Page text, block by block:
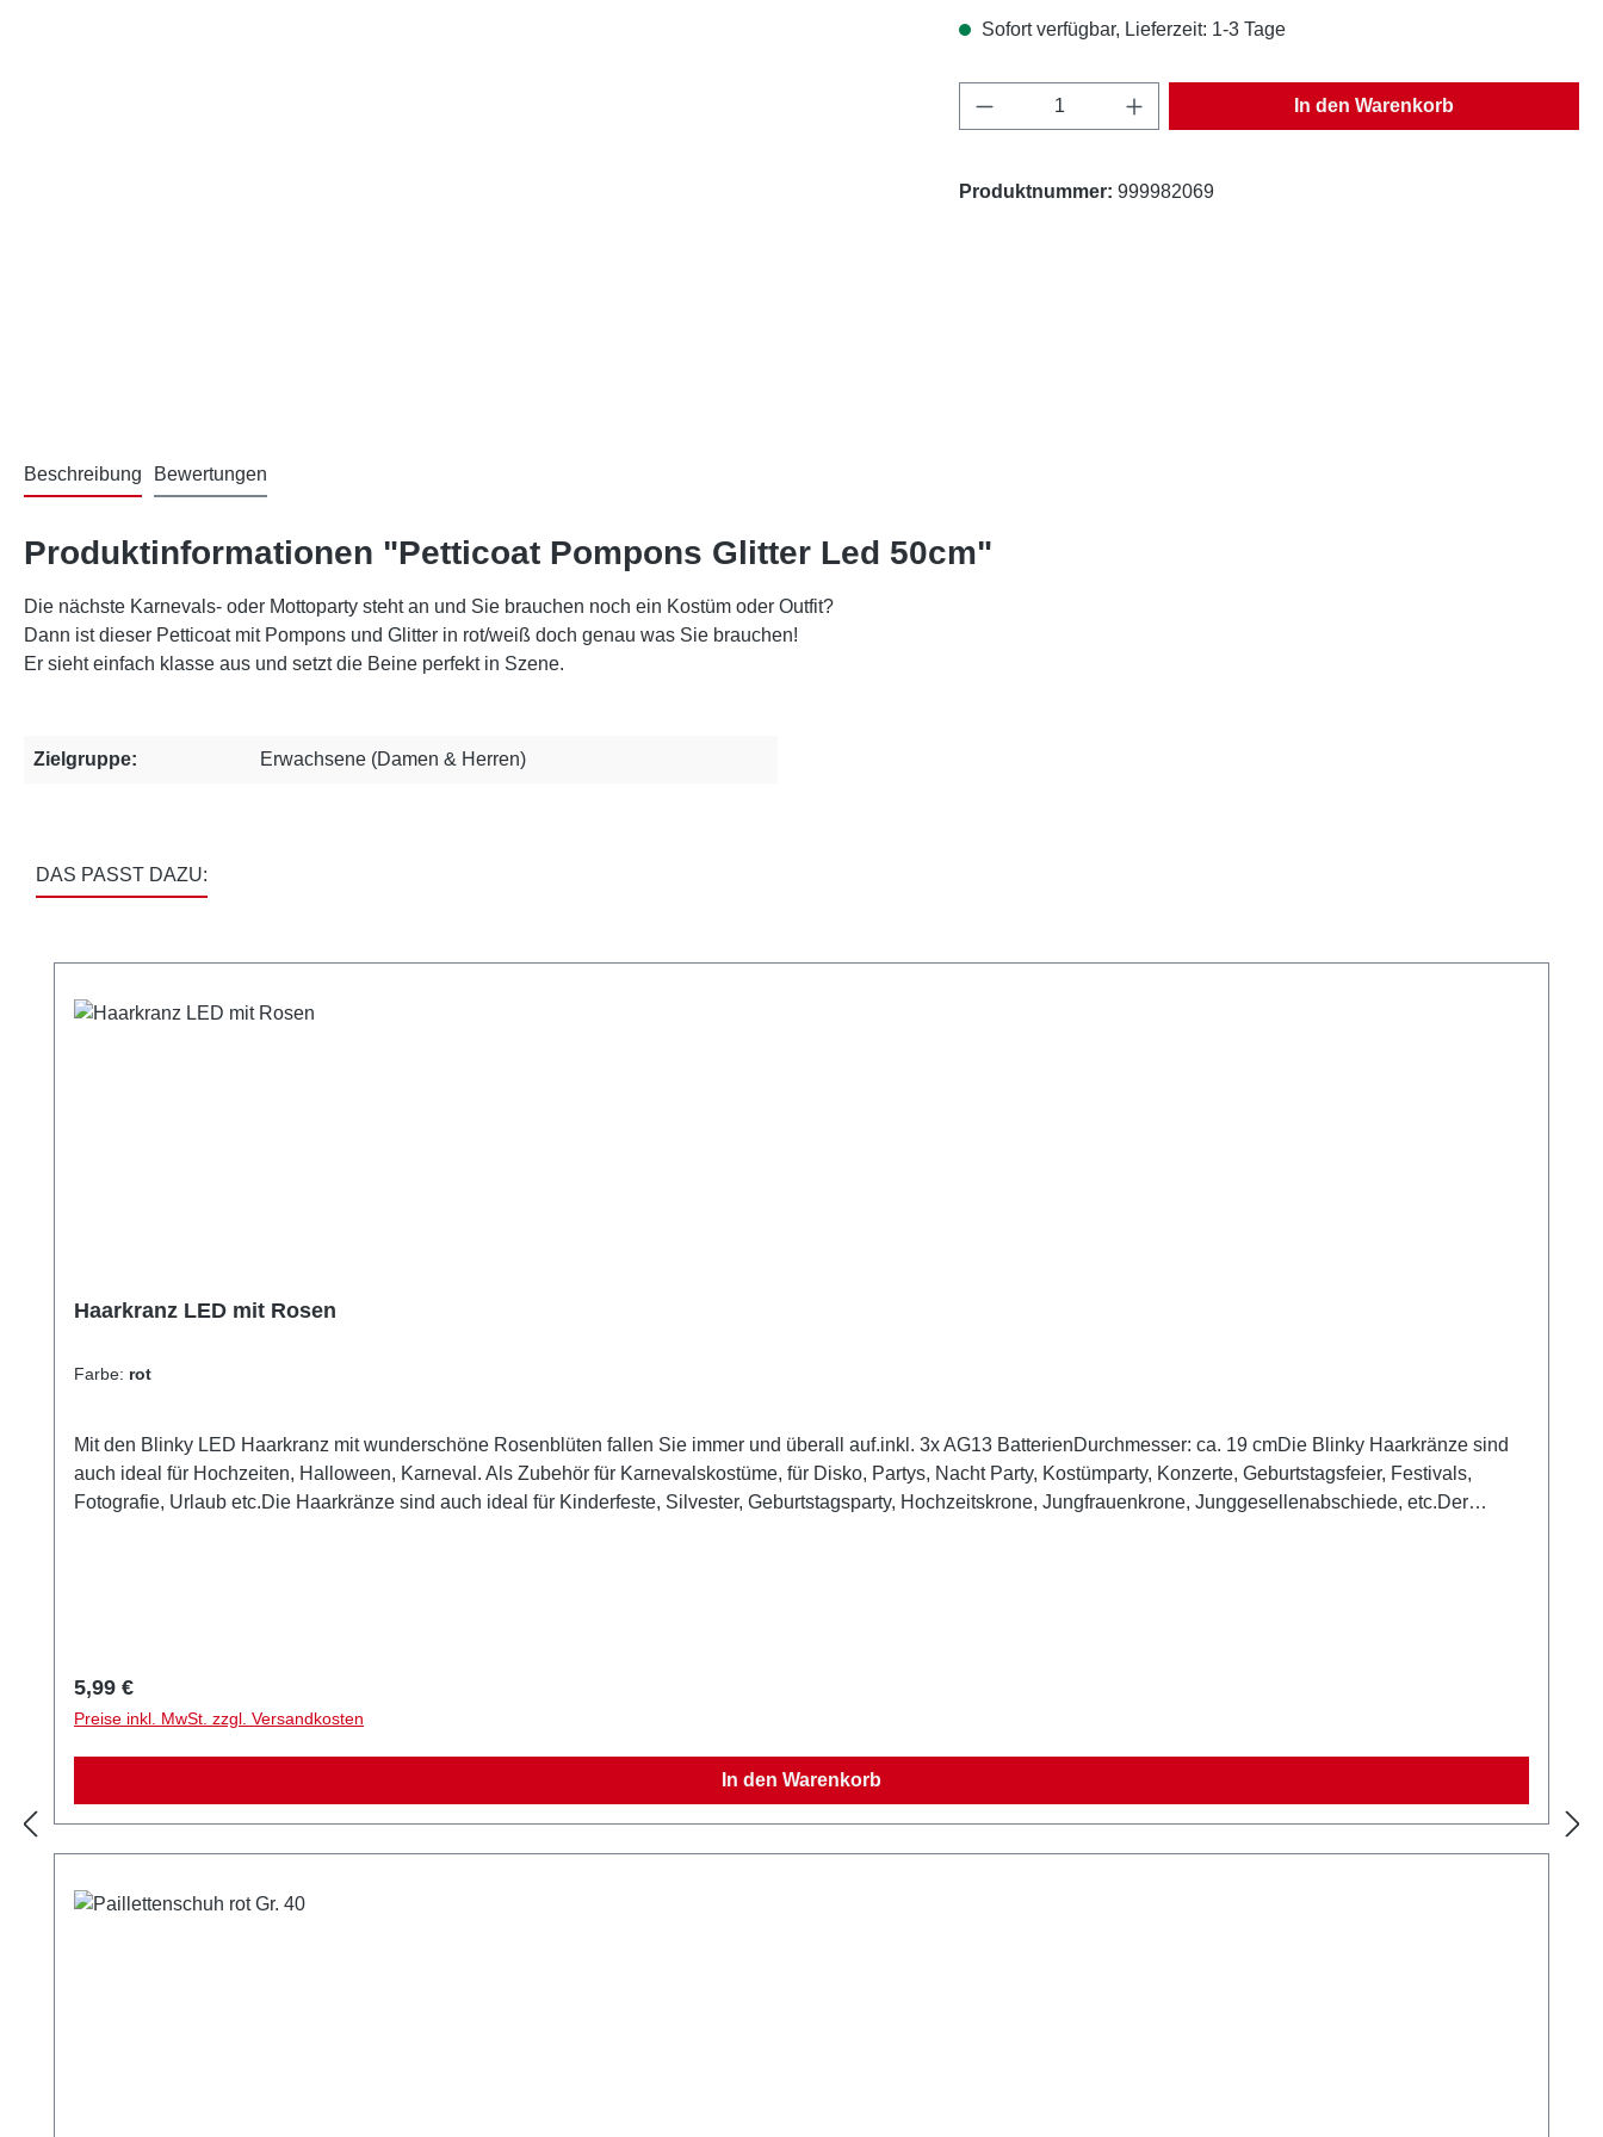
Sofort verfügbar, Lieferzeit: 1-3 Tage
Produkt Anzahl: Gib den gewünschten Wert ein
In den Warenkorb
Produktnummer: 999982069
Beschreibung Bewertungen
Produktinformationen "Petticoat Pompons Glitter Led 50cm"
Die nächste Karnevals- oder Mottoparty steht an und Sie brauchen noch ein Kostüm oder Outfit?
Dann ist dieser Petticoat mit Pompons und Glitter in rot/weiß doch genau was Sie brauchen!
Er sieht einfach klasse aus und setzt die Beine perfekt in Szene.
Zielgruppe: Erwachsene (Damen & Herren)
DAS PASST DAZU:
Haarkranz LED mit Rosen
Farbe: rot
Mit den Blinky LED Haarkranz mit wunderschöne Rosenblüten fallen Sie immer und überall auf.inkl. 3x AG13 BatterienDurchmesser: ca. 19 cmDie Blinky Haarkränze sind
auch ideal für Hochzeiten, Halloween, Karneval. Als Zubehör für Karnevalskostüme, für Disko, Partys, Nacht Party, Kostümparty, Konzerte, Geburtstagsfeier, Festivals,
Fotografie, Urlaub etc.Die Haarkränze sind auch ideal für Kinderfeste, Silvester, Geburtstagsparty, Hochzeitskrone, Jungfrauenkrone, Junggesellenabschiede, etc.Der
Regulärer Preis:
5,99 €
Preise inkl. MwSt. zzgl. Versandkosten
In den Warenkorb